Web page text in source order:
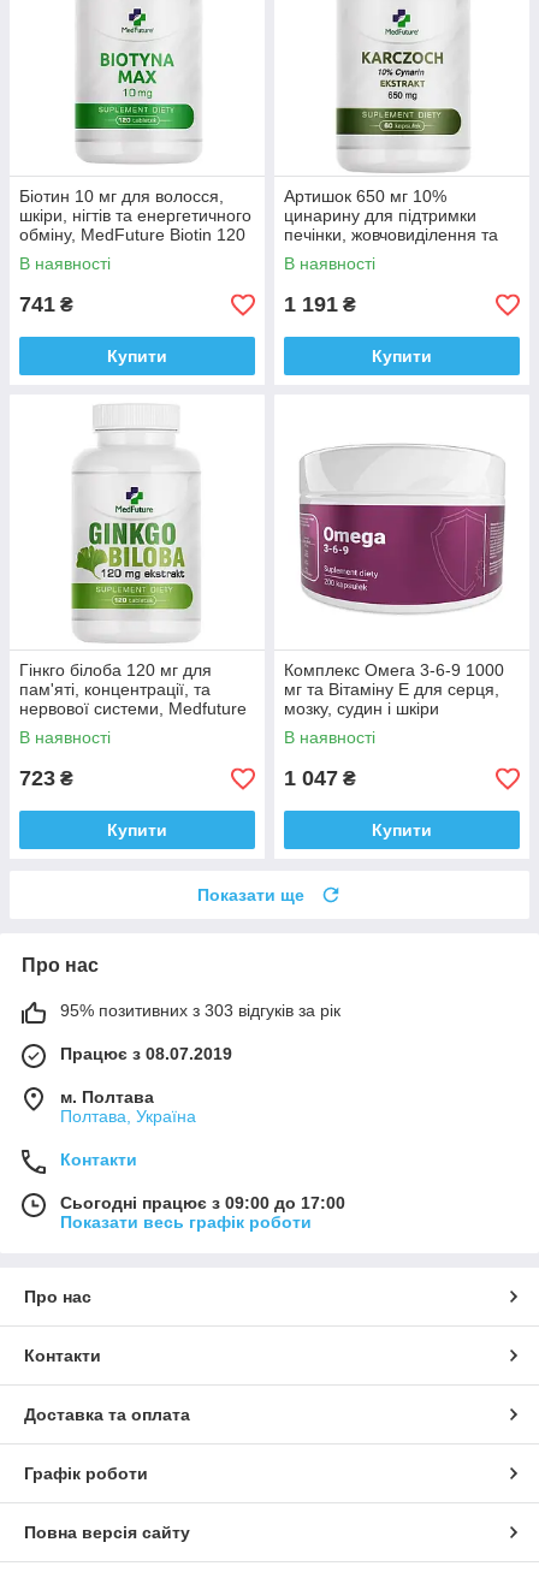
Біотин 10 мг для волосся,
шкіри, нігтів та енергетичного
обміну, MedFuture Biotin 120
таблеток Доставка з ЄС
В наявності
741 ₴
Купити
Артишок 650 мг 10%
цинарину для підтримки
печінки, жовчовиділення та
травлення Medfuture
Artichoke 650 mg, 60 кап.
Доставка з ЄС
В наявності
1 191 ₴
Купити
Гінкго білоба 120 мг для
пам'яті, концентрації, та
нервової системи, Medfuture
Ginkgo Biloba Extract 120
таблеток Доставка з ЄС
В наявності
723 ₴
Купити
Комплекс Омега 3-6-9 1000
мг та Вітаміну E для серця,
мозку, судин і шкіри
Medfuture Omega 3-6-9, 200
капсул Доставка з ЄС
В наявності
1 047 ₴
Купити
Показати ще
Про нас
95% позитивних з 303 відгуків за рік
Працює з 08.07.2019
м. Полтава
Полтава, Україна
Контакти
Сьогодні працює з 09:00 до 17:00
Показати весь графік роботи
Про нас
Контакти
Доставка та оплата
Графік роботи
Повна версія сайту